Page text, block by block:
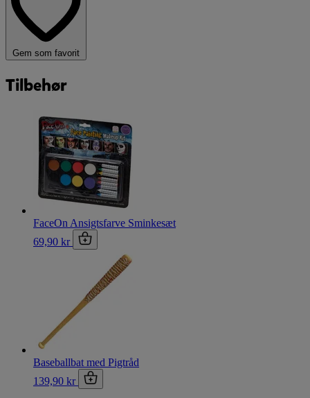
Gem som favorit
Tilbehør
FaceOn Ansigtsfarve Sminkesæt
69,90 kr
Baseballbat med Pigtråd
139,90 kr